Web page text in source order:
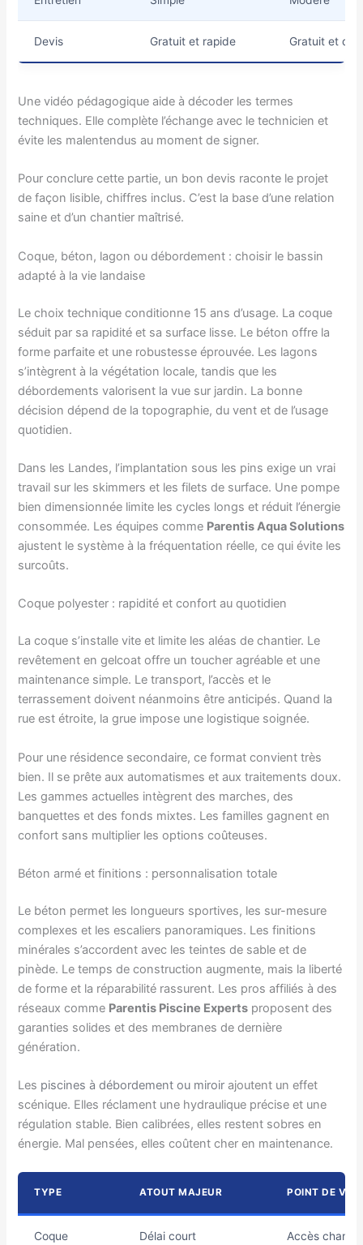
Devis Gratuit et rapide Gratuit et
Une vidéo pédagogique aide à décoder les termes
techniques. Elle complète l’échange avec le technicien et
évite les malentendus au moment de signer.
Pour conclure cette partie, un bon devis raconte le projet
de façon lisible, chiffres inclus. C’est la base d’une relation
saine et d’un chantier maîtrisé.
Coque, béton, lagon ou débordement : choisir le bassin
adapté à la vie landaise
Le choix technique conditionne 15 ans d’usage. La coque
séduit par sa rapidité et sa surface lisse. Le béton offre la
forme parfaite et une robustesse éprouvée. Les lagons
s’intègrent à la végétation locale, tandis que les
débordements valorisent la vue sur jardin. La bonne
décision dépend de la topographie, du vent et de l’usage
quotidien.
Dans les Landes, l’implantation sous les pins exige un vrai
travail sur les skimmers et les filets de surface. Une pompe
bien dimensionnée limite les cycles longs et réduit l’énergie
consommée. Les équipes comme Parentis Aqua Solutions
ajustent le système à la fréquentation réelle, ce qui évite les
surcoûts.
Coque polyester : rapidité et confort au quotidien
La coque s’installe vite et limite les aléas de chantier. Le
revêtement en gelcoat offre un toucher agréable et une
maintenance simple. Le transport, l’accès et le
terrassement doivent néanmoins être anticipés. Quand la
rue est étroite, la grue impose une logistique soignée.
Pour une résidence secondaire, ce format convient très
bien. Il se prête aux automatismes et aux traitements doux.
Les gammes actuelles intègrent des marches, des
banquettes et des fonds mixtes. Les familles gagnent en
confort sans multiplier les options coûteuses.
Béton armé et finitions : personnalisation totale
Le béton permet les longueurs sportives, les sur-mesure
complexes et les escaliers panoramiques. Les finitions
minérales s’accordent avec les teintes de sable et de
pinède. Le temps de construction augmente, mais la liberté
de forme et la réparabilité rassurent. Les pros affiliés à des
réseaux comme Parentis Piscine Experts proposent des
garanties solides et des membranes de dernière
génération.
Les piscines à débordement ou miroir ajoutent un effet
scénique. Elles réclament une hydraulique précise et une
régulation stable. Bien calibrées, elles restent sobres en
énergie. Mal pensées, elles coûtent cher en maintenance.
TYPE ATOUT MAJEUR POINT DE
Coque Délai court Accès